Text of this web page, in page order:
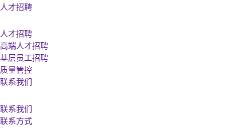
人才招聘
人才招聘
高端人才招聘
基层员工招聘
质量管控
联系我们
联系我们
联系方式